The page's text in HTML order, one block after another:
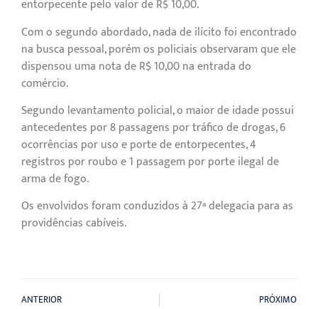
entorpecente pelo valor de R$ 10,00.
Com o segundo abordado, nada de ilícito foi encontrado
na busca pessoal, porém os policiais observaram que ele
dispensou uma nota de R$ 10,00 na entrada do
comércio.
Segundo levantamento policial, o maior de idade possui
antecedentes por 8 passagens por tráfico de drogas, 6
ocorrências por uso e porte de entorpecentes, 4
registros por roubo e 1 passagem por porte ilegal de
arma de fogo.
Os envolvidos foram conduzidos à 27ª delegacia para as
providências cabíveis.
ANTERIOR PRÓXIMO